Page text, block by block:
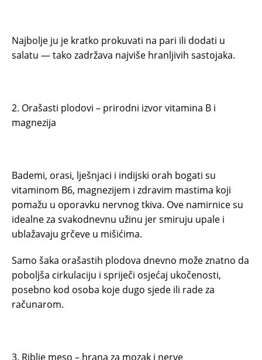
Najbolje ju je kratko prokuvati na pari ili dodati u
salatu — tako zadržava najviše hranljivih sastojaka.
2. Orašasti plodovi – prirodni izvor vitamina B i
magnezija
Bademi, orasi, lješnjaci i indijski orah bogati su
vitaminom B6, magnezijem i zdravim mastima koji
pomažu u oporavku nervnog tkiva. Ove namirnice su
idealne za svakodnevnu užinu jer smiruju upale i
ublažavaju grčeve u mišićima.
Samo šaka orašastih plodova dnevno može znatno da
poboljša cirkulaciju i spriječi osjećaj ukočenosti,
posebno kod osoba koje dugo sjede ili rade za
računarom.
3. Riblje meso – hrana za mozak i nerve